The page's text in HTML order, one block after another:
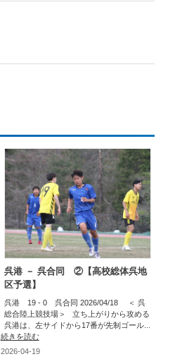
呉港 － 呉合同 ②【高校総体呉地
区予選】
呉港 19 - 0 呉合同 2026/04/18 ＜ 呉
総合陸上競技場＞ 立ち上がりから攻める
呉港は、左サイドから17番が先制ゴール...
続きを読む
2026-04-19